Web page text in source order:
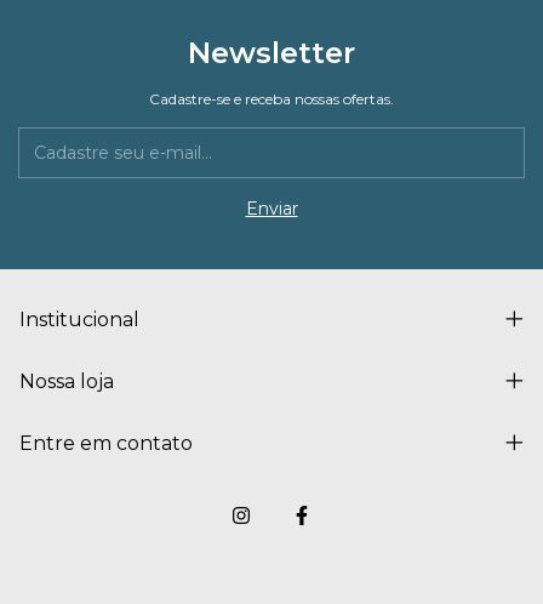
Newsletter
Cadastre-se e receba nossas ofertas.
Institucional
Nossa loja
Entre em contato